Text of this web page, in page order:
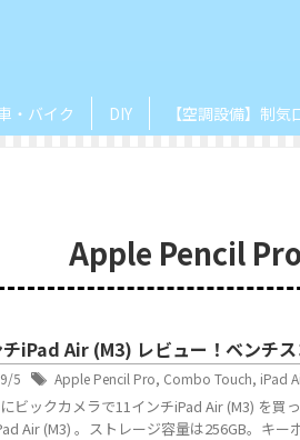
・バイク DIY 【空調設備】制
Apple Pencil Pro
iPad Air (M3) レビュー！ベンチス
5 Apple Pencil Pro, Combo Touch, iPad
ビックカメラで11インチiPad Air (M3) を買
Air (M3) 。ストレージ容量は256GB。キー